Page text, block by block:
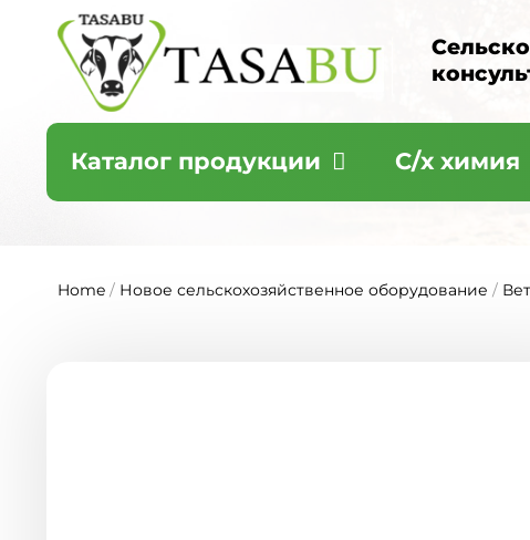
Каталог продукции С/х химия
Home / Новое сельскохозяйственное оборудование /